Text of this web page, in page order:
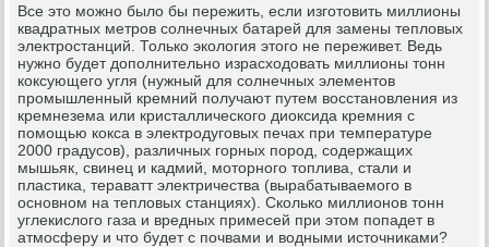
Все это можно было бы пережить, если изготовить миллионы
квадратных метров солнечных батарей для замены тепловых
электростанций. Только экология этого не переживет. Ведь
нужно будет дополнительно израсходовать миллионы тонн
коксующего угля (нужный для солнечных элементов
промышленный кремний получают путем восстановления из
кремнезема или кристаллического диоксида кремния с
помощью кокса в электродуговых печах при температуре
2000 градусов), различных горных пород, содержащих
мышьяк, свинец и кадмий, моторного топлива, стали и
пластика, тераватт электричества (вырабатываемого в
основном на тепловых станциях). Сколько миллионов тонн
углекислого газа и вредных примесей при этом попадет в
атмосферу и что будет с почвами и водными источниками?